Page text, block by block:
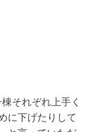
それぞれ上手く
に下げたりして